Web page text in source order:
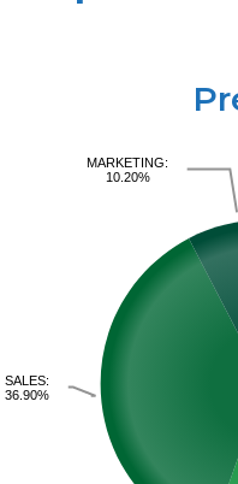
SALES:
36.90%
MARKETING:
10.20%